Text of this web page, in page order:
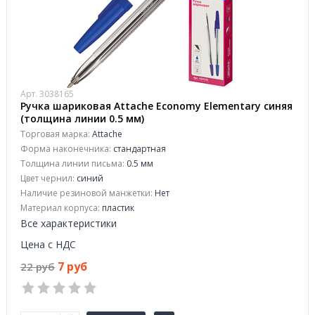
Арт. 3038165
Ручка шариковая Attache Economy Elementary синяя
(толщина линии 0.5 мм)
Торговая марка: Attache
Форма наконечника: стандартная
Толщина линии письма: 0.5 мм
Цвет чернил: синий
Наличие резиновой манжетки: Нет
Материал корпуса: пластик
Все характеристики
Цена с НДС
22 руб 7 руб